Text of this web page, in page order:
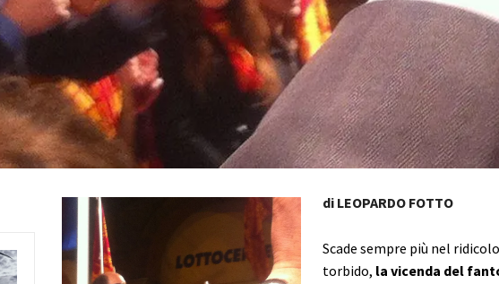
di LEOPARDO FOTTO
Scade sempre più nel
torbido, la vicenda del